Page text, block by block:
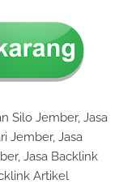
Silo Jember, Jasa
Jember, Jasa
Jasa Backlink
Artikel